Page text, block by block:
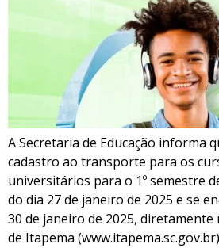
A Secretaria de Educação informa
cadastro ao transporte para os
universitários para o 1º semestre
do dia 27 de janeiro de 2025 e se
30 de janeiro de 2025,
de Itapema